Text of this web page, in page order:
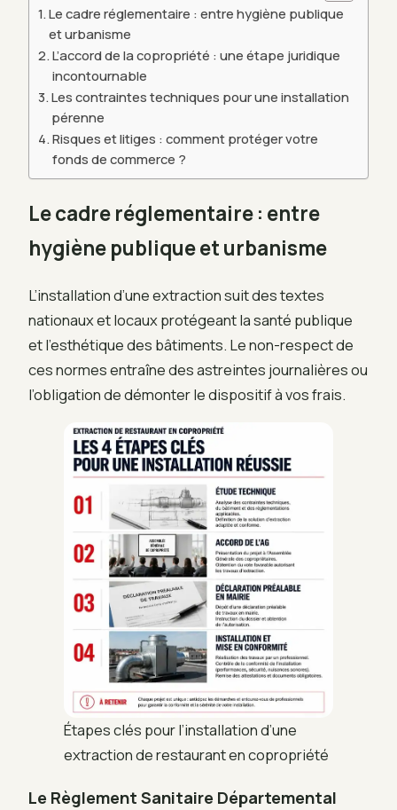
Le cadre réglementaire : entre hygiène publique
et urbanisme
L’accord de la copropriété : une étape juridique
incontournable
Les contraintes techniques pour une installation
pérenne
Risques et litiges : comment protéger votre
fonds de commerce ?
Le cadre réglementaire : entre
hygiène publique et urbanisme
L’installation d’une extraction suit des textes
nationaux et locaux protégeant la santé publique
et l’esthétique des bâtiments. Le non-respect de
ces normes entraîne des astreintes journalières ou
l’obligation de démonter le dispositif à vos frais.
Étapes clés pour l’installation d’une
extraction de restaurant en copropriété
Le Règlement Sanitaire Départemental